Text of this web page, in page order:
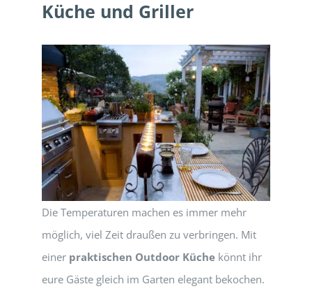
Küche und Griller
Die Temperaturen machen es immer mehr
möglich, viel Zeit draußen zu verbringen. Mit
einer praktischen Outdoor Küche könnt ihr
eure Gäste gleich im Garten elegant bekochen.